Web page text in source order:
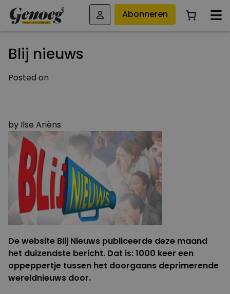
Abonneren
Blij nieuws
Posted on
by Ilse Ariëns
De website Blij Nieuws publiceerde deze maand
het duizendste bericht. Dat is: 1000 keer een
oppeppertje tussen het doorgaans deprimerende
wereldnieuws door.